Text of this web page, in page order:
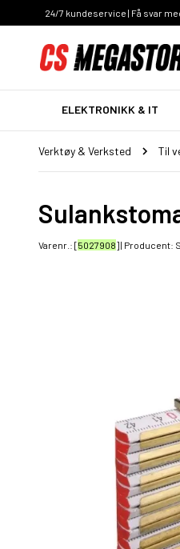
24/7 kundeservice | Få svar
ELEKTRONIKK & IT
Verktøy & Verksted Til
Varenr.: [5027908] | Producent: